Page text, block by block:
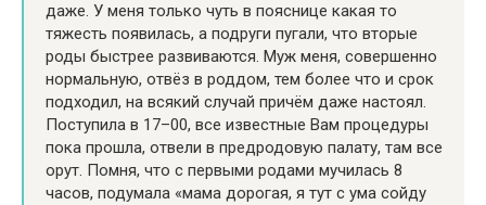
даже. У меня только чуть в пояснице какая то
тяжесть появилась, а подруги пугали, что вторые
роды быстрее развиваются. Муж меня, совершенно
нормальную, отвёз в роддом, тем более что и срок
подходил, на всякий случай причём даже настоял.
Поступила в 17–00, все известные Вам процедуры
пока прошла, отвели в предродовую палату, там все
орут. Помня, что с первыми родами мучилась 8
часов, подумала «мама дорогая, я тут с ума сойду